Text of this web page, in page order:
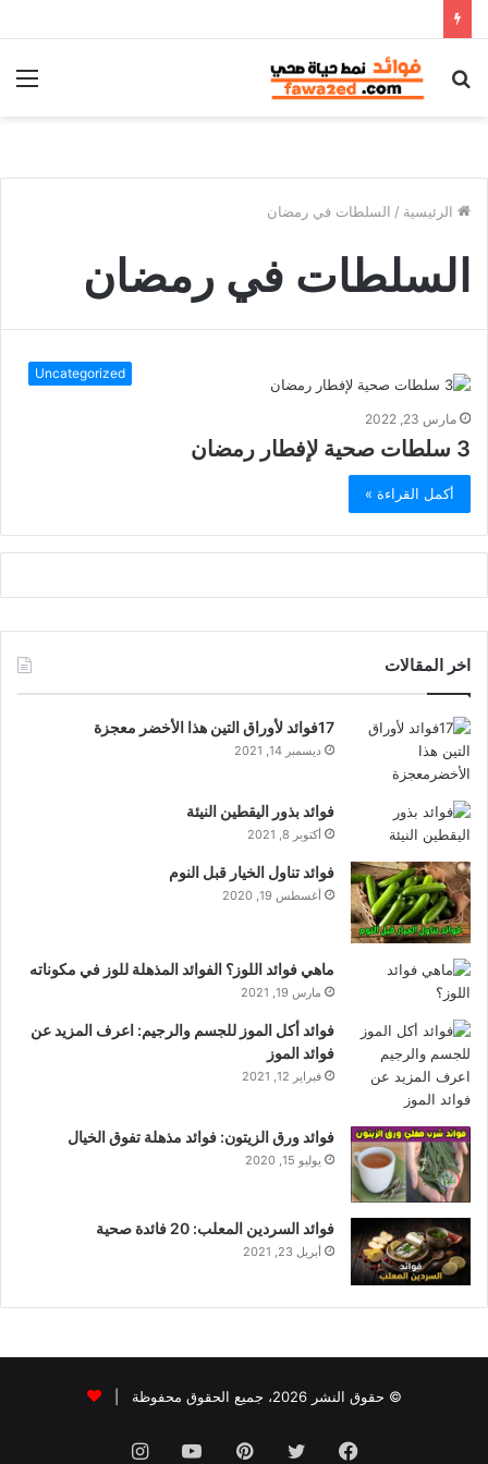
بحث
الرئيسية / السلطات في رمضان
السلطات في رمضان
Uncategorized
مارس 23, 2022
3 سلطات صحية لإفطار رمضان
أكمل القراءة »
اخر المقالات
17فوائد لأوراق التين هذا الأخضر معجزة
ديسمبر 14, 2021
فوائد بذور اليقطين النيئة
أكتوبر 8, 2021
فوائد تناول الخيار قبل النوم
أغسطس 19, 2020
ماهي فوائد اللوز؟ الفوائد المذهلة للوز في مكوناته
مارس 19, 2021
فوائد أكل الموز للجسم والرجيم: اعرف المزيد عن
فوائد الموز
فبراير 12, 2021
فوائد ورق الزيتون: فوائد مذهلة تفوق الخيال
يوليو 15, 2020
فوائد السردين المعلب: 20 فائدة صحية
أبريل 23, 2021
© حقوق النشر 2026، جميع الحقوق محفوظة |
فيسبوك تويتر بينتيريستيوتيوبانستقرام